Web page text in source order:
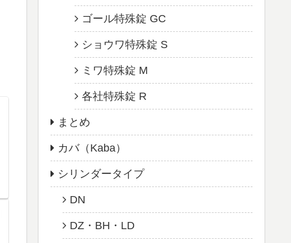
ゴール特殊錠 GC
ショウワ特殊錠 S
ミワ特殊錠 M
各社特殊錠 R
まとめ
カバ（Kaba）
シリンダータイプ
DN
DZ・BH・LD